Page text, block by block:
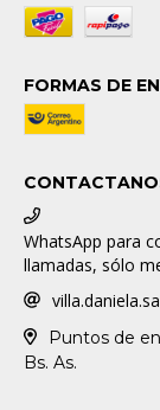
FORMAS DE
WhatsApp para
llamadas, sólo
Puntos de
Bs. As.